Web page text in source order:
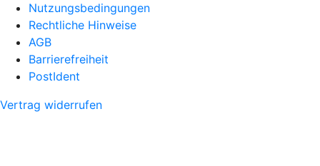
Nutzungsbedingungen
Rechtliche Hinweise
AGB
Barrierefreiheit
PostIdent
Vertrag widerrufen